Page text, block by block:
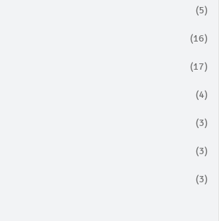
(5)
(16)
(17)
(4)
(3)
(3)
(3)